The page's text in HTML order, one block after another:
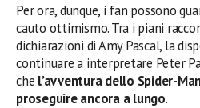
Per ora, dunque, i fan possono
cauto ottimismo. Tra i piani
dichiarazioni di Amy Pascal, la
continuare a interpretare Peter
che l’avventura dello Spider-
proseguire ancora a lungo.